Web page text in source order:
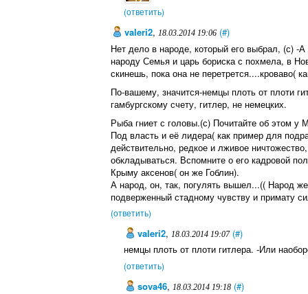
(ответить)
valeri2,18.03.2014 19:06 (#)
Нет дело в народе, который его выбрал, (с) -
народу Семья и царь бориска с похмела, в
скинешь, пока она не перетрется....кроваво(
По-вашему, значится-немцы плоть от плоти
гамбургскому счету, гитлер, не немецких.
Рыба гниет с головы.(с) Почитайте об этом у
Под власть и её лидера( как пример для
действительно, редкое и лживое
обкладываться. Вспомните о его кадровой
Крыму аксенов( он же Гоблин).
А народ, он, так, погулять вышел...(( Народ
подверженный стадному чувству и примату
(ответить)
valeri2, 18.03.2014 19:07 (#)
немцы плоть от плоти гитлера. -Или
(ответить)
sova46, 18.03.2014 19:18 (#)